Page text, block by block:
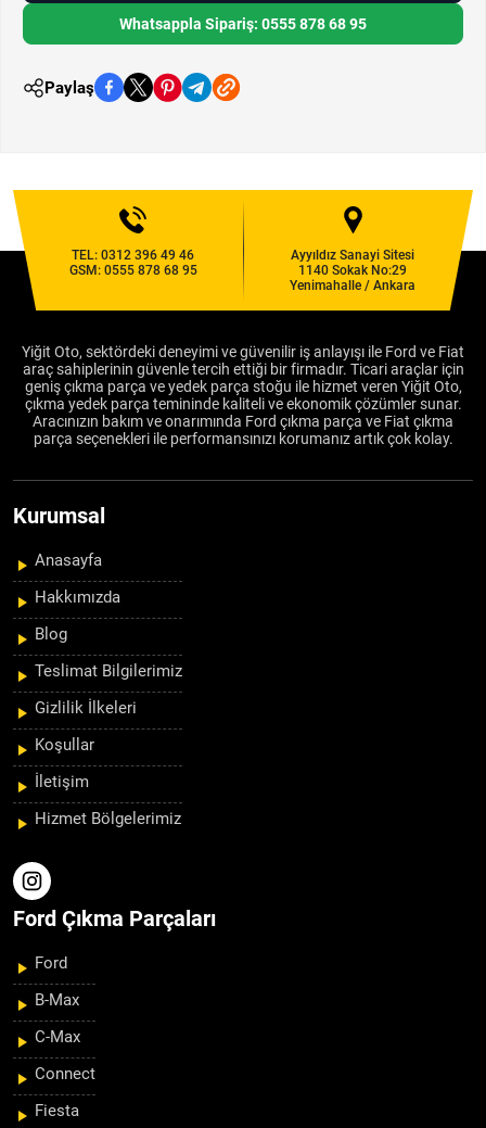
Whatsappla Sipariş: 0555 878 68 95
Paylaş
TEL:0312 396 49 46
GSM: 0555 878 68 95
Ayyıldız Sanayi Sitesi
1140 Sokak No:29
Yenimahalle / Ankara
Yiğit Oto, sektördeki deneyimi ve güvenilir iş anlayışı ile Ford ve Fiat
araç sahiplerinin güvenle tercih ettiği bir firmadır. Ticari araçlar için
geniş çıkma parça ve yedek parça stoğu ile hizmet veren Yiğit Oto,
çıkma yedek parça temininde kaliteli ve ekonomik çözümler sunar.
Aracınızın bakım ve onarımında Ford çıkma parça ve Fiat çıkma
parça seçenekleri ile performansınızı korumanız artık çok kolay.
Kurumsal
Anasayfa
Hakkımızda
Blog
Teslimat Bilgilerimiz
Gizlilik İlkeleri
Koşullar
İletişim
Hizmet Bölgelerimiz
Ford Çıkma Parçaları
Ford
B-Max
C-Max
Connect
Fiesta